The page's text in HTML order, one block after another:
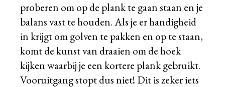
proberen om op de plank te gaan staan en je
balans vast te houden. Als je er handigheid
in krijgt om golven te pakken en op te staan,
komt de kunst van draaien om de hoek
kijken waarbij je een kortere plank gebruikt.
Vooruitgang stopt dus niet! Dit is zeker iets